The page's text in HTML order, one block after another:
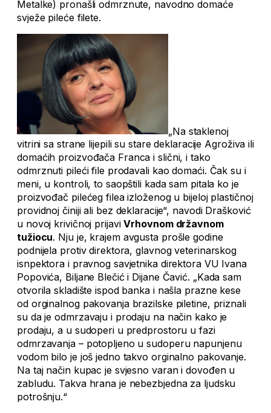
Metalke) pronašli odmrznute, navodno domaće
svježe pileće filete.
„Na staklenoj
vitrini sa strane lijepili su stare deklaracije Agroživa ili
domaćih proizvođača Franca i slični, i tako
odmrznuti pileći file prodavali kao domaći. Čak su i
meni, u kontroli, to saopštili kada sam pitala ko je
proizvođač pilećeg filea izloženog u bijeloj plastičnoj
providnoj činiji ali bez deklaracije“, navodi Drašković
u novoj krivičnoj prijaviVrhovnom državnom
tužiocu. Nju je, krajem avgusta prošle godine
podnijela protiv direktora, glavnog veterinarskog
isnpektora i pravnog savjetnika direktora VU Ivana
Popovića, Biljane Blečić i Dijane Čavić. „Kada sam
otvorila skladište ispod banka i našla prazne kese
od orginalnog pakovanja brazilske piletine, priznali
su da je odmrzavaju i prodaju na način kako je
prodaju, a u sudoperi u predprostoru u fazi
odmrzavanja – potopljeno u sudoperu napunjenu
vodom bilo je još jedno takvo orginalno pakovanje.
Na taj način kupac je svjesno varan i dovođen u
zabludu. Takva hrana je nebezbjedna za ljudsku
potrošnju.“